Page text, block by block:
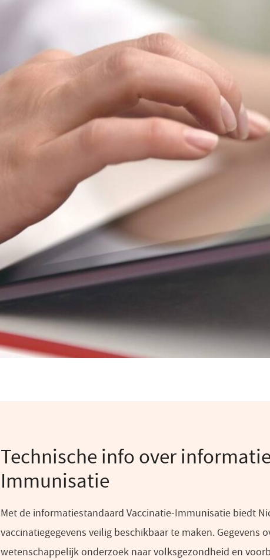
Technische info over
Immunisatie
Met de informatiestandaard Vaccinatie-Immunisatie biedt
vaccinatiegegevens veilig beschikbaar te maken. Gegevens
wetenschappelijk onderzoek naar volksgezondheid en